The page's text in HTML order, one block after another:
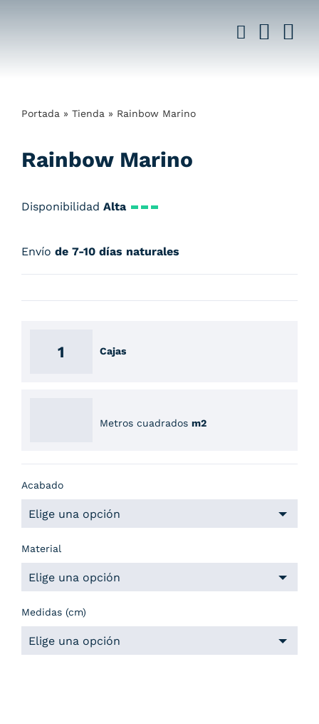
Portada » Tienda » Rainbow Marino
Rainbow Marino
Disponibilidad Alta
Envío de 7-10 días naturales
Cajas
Metros cuadrados m2
Acabado
Material
Medidas (cm)